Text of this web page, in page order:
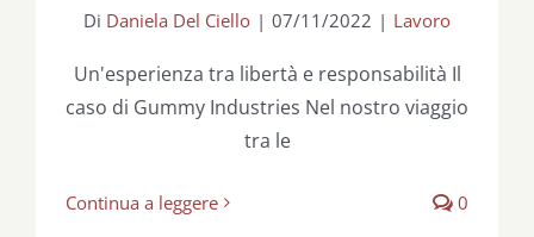
Di Daniela Del Ciello | 07/11/2022 | Lavoro
Un'esperienza tra libertà e responsabilità Il
caso di Gummy Industries Nel nostro viaggio
tra le
Continua a leggere 0